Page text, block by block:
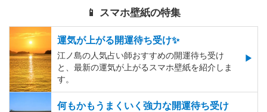
📱 スマホ壁紙の特集
運気が上がる開運待ち受け✨
江ノ島の人気占い師おすすめの開運待ち受け
と、最新の運気が上がるスマホ壁紙を紹介しま
す。
何もかもうまくいく強力な開運待ち受け